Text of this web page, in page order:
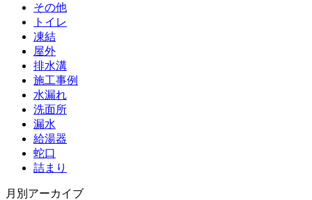
その他
トイレ
凍結
屋外
排水溝
施工事例
水漏れ
洗面所
漏水
給湯器
蛇口
詰まり
月別アーカイブ